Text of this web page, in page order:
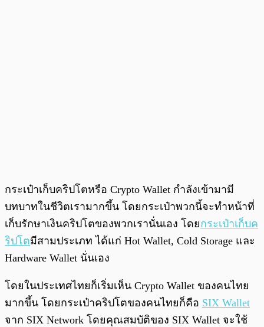
กระเป๋าเก็บคริปโตหรือ Crypto Wallet กำลังเข้ามามี
บทบาทในชีวิตเรามากขึ้น โดยกระเป๋าพวกนี้จะทำหน้าที่
เก็บรักษาเงินคริปโตของพวกเรานั่นเอง โดยกระเป๋าเก็บค
ริปโตมีสามประเภท ได้แก่ Hot Wallet, Cold Storage และ
Hardware Wallet นั่นเอง
โดยในประเทศไทยก็เริ่มเห็น Crypto Wallet ของคนไทย
มากขึ้น โดยกระเป๋าคริปโตของคนไทยก็คือ SIX Wallet
จาก SIX Network โดยคุณสมบัติของ SIX Wallet จะใช้